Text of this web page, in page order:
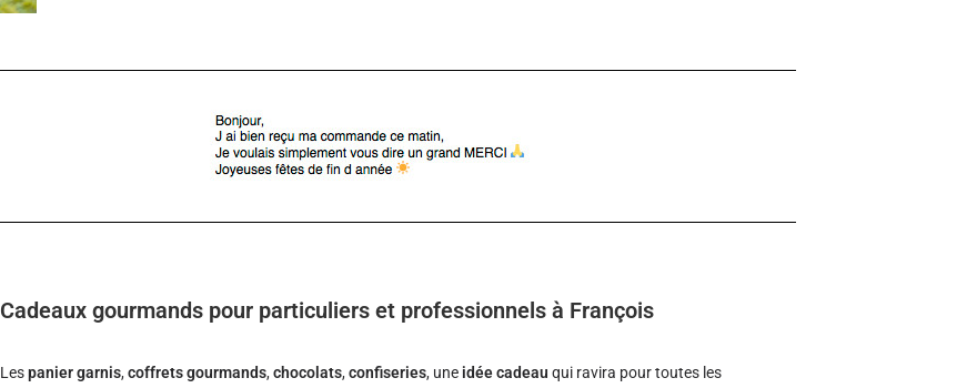
Cadeaux gourmands pour particuliers et professionnels à François
Lespanier garnis,coffrets gourmands,chocolats,confiseries, une idée cadeau qui ravira pour toutes les